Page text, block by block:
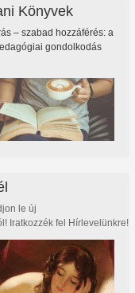
Könyvek
– szabad hozzáférés: a
gondolkodás
le új
Iratkozzék fel Hírlevelünkre!